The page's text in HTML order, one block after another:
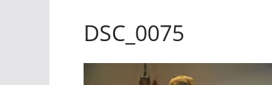
DSC_0075